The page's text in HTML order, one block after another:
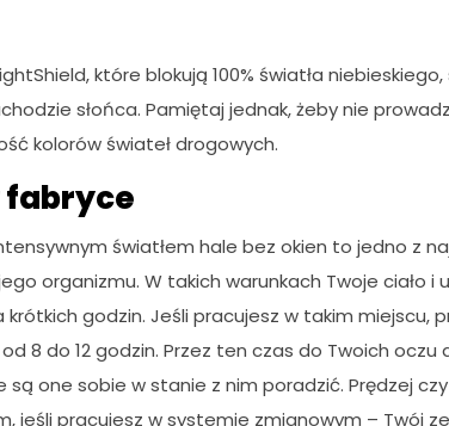
które blokują 100% światła
słońca. Pamiętaj jednak, żeby nie
kolorów świateł drogowych.
fabryce
światłem hale bez okien to jedno z
organizmu. W takich warunkach Twoje ciało i
krótkich godzin. Jeśli pracujesz w takim miejscu,
8 do 12 godzin. Przez ten czas do Twoich oczu
są one sobie w stanie z nim poradzić. Prędzej
jeśli pracujesz w systemie zmianowym – Twój